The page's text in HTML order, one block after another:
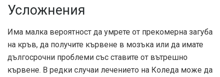
Усложнения
Има малка вероятност да умрете от прекомерна загуба
на кръв, да получите кървене в мозъка или да имате
дългосрочни проблеми със ставите от вътрешно
кървене. В редки случаи лечението на Коледа може да